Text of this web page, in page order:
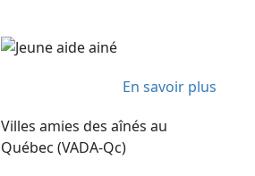
En savoir plus
Villes amies des aînés au
Québec (VADA-Qc)